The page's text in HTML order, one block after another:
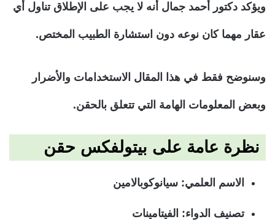
ويؤكد دكتور أحمد جمال أنه لا يجب على الإطلاق تناول أي
عقار مهما كان نوعه دون استشارة الطبيب المختص.
وسنوضح فقط في هذا المقال الاستخدامات والأضرار
وبعض المعلومات الهامة التي تتعلق بالحقن.
نظرة عامة على بيتولفكس حقن
الاسم العلمي: سيانوكوبالامين
تصنيف الدواء: الفيتامينات